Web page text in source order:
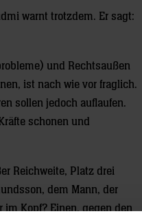
warnt trotzdem. Er sagt:
und Rechtsaußen
ist nach wie vor fraglich.
sollen jedoch auflaufen.
schonen und
Reichweite, Platz drei
dem Mann, der
Kopf? Einen, gegen den